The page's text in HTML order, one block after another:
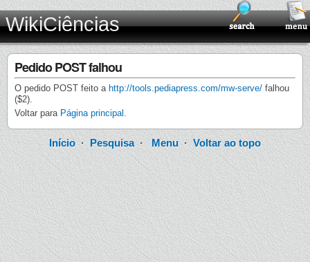
WikiCiências
Pedido POST falhou
O pedido POST feito a http://tools.pediapress.com/mw-serve/ falhou
($2).
Voltar para Página principal .
Início·Pesquisa· Menu· Voltar ao topo